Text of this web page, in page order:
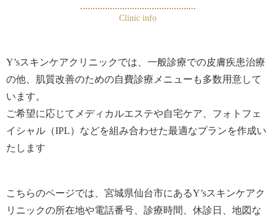
Clinic info
Y’sスキンケアクリニックでは、一般診療での皮膚疾患治療
の他、肌質改善のための自費診療メニューも多数用意して
います。
ご希望に応じてメディカルエステや自宅ケア、フォトフェ
イシャル（IPL）などを組み合わせた最適なプランを作成い
たします
こちらのページでは、宮城県仙台市にあるY’sスキンケアク
リニックの所在地や電話番号、 診療時間、休診日、地図な